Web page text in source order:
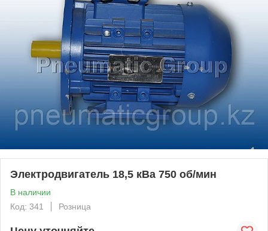
Электродвигатель 18,5 кВа 750 об/мин
В наличии
Код: 341
Розница